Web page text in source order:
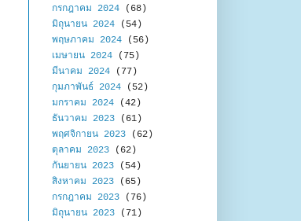
กรกฎาคม 2024 (68)
มิถุนายน 2024 (54)
พฤษภาคม 2024 (56)
เมษายน 2024 (75)
มีนาคม 2024 (77)
กุมภาพันธ์ 2024 (52)
มกราคม 2024 (42)
ธันวาคม 2023 (61)
พฤศจิกายน 2023 (62)
ตุลาคม 2023 (62)
กันยายน 2023 (54)
สิงหาคม 2023 (65)
กรกฎาคม 2023 (76)
มิถุนายน 2023 (71)